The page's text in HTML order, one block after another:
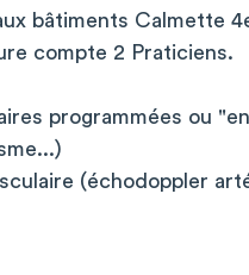
bâtiments Calmette
compte 2 Praticiens.
programmées ou
(échodoppler